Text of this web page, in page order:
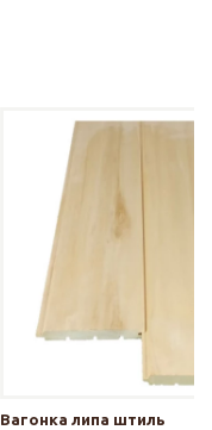
Вагонка липа штиль